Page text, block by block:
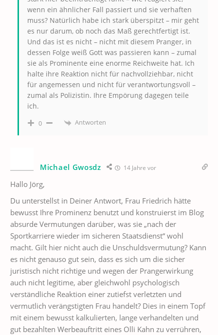
wenn ein ähnlicher Fall passiert und sie verhaften
muss? Natürlich habe ich stark überspitzt – mir geht
es nur darum, ob noch das Maß gerechtfertigt ist.
Und das ist es nicht – nicht mit diesem Pranger, in
dessen Folge weiß Gott was passieren kann – zumal
sie als Prominente eine enorme Reichweite hat. Ich
halte ihre Reaktion nicht für nachvollziehbar, nicht
für angemessen und nicht für verantwortungsvoll –
zumal als Polizistin. Ihre Empörung dagegen teile
ich.
0 Antworten
Michael Gwosdz 14 Jahre vor
Hallo Jörg,
Du unterstellst in Deiner Antwort, Frau Friedrich hätte
bewusst Ihre Prominenz benutzt und konstruierst im Blog
absurde Vermutungen darüber, was sie „nach der
Sportkarriere wieder im sicheren Staatsdienst“ wohl
macht. Gilt hier nicht auch die Unschuldsvermutung? Kann
es nicht genauso gut sein, dass es sich um die sicher
juristisch nicht richtige und wegen der Prangerwirkung
auch nicht legitime, aber gleichwohl psychologisch
verständliche Reaktion einer zutiefst verletzten und
vermutlich verängstigten Frau handelt? Dies in einem Topf
mit einem bewusst kalkulierten, lange verhandelten und
gut bezahlten Werbeauftritt eines Olli Kahn zu verrühren,